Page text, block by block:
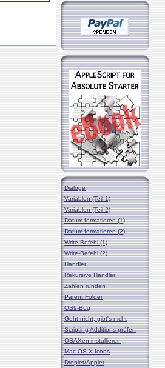
Dialoge
Variablen (Teil 1)
Variablen (Teil 2)
Datum formatieren (1)
Datum formatieren (2)
Write-Befehl (1)
Write-Befehl (2)
Handler
Rekursive Handler
Zahlen runden
Parent Folder
OS9-Bug
Geht nicht, gibt's nicht
Scripting Additions prüfen
OSAXen installieren
Mac OS X Icons
Droplet/Applet